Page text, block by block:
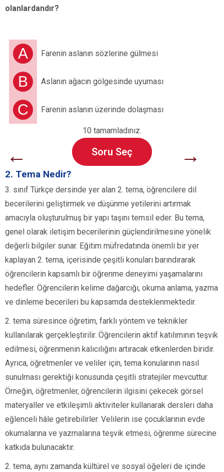
olanlardandır?
A Farenin aslanın sözlerine gülmesi
B Aslanın ağacın gölgesinde uyuması
C Farenin aslanın üzerinde dolaşması
10 tamamladınız.
← Soru Seç →
2. Tema Nedir?
3. sınıf Türkçe dersinde yer alan 2. tema, öğrencilere dil
becerilerini geliştirmek ve düşünme yetilerini artırmak
amacıyla oluşturulmuş bir yapı taşını temsil eder. Bu tema,
genel olarak iletişim becerilerinin güçlendirilmesine yönelik
değerli bilgiler sunar. Eğitim müfredatında önemli bir yer
kaplayan 2. tema, içerisinde çeşitli konuları barındırarak
öğrencilerin kapsamlı bir öğrenme deneyimi yaşamalarını
hedefler. Öğrencilerin kelime dağarcığı, okuma anlama, yazma
ve dinleme becerileri bu kapsamda desteklenmektedir.
2. tema süresince öğretim, farklı yöntem ve teknikler
kullanılarak gerçekleştirilir. Öğrencilerin aktif katılımının teşvik
edilmesi, öğrenmenin kalıcılığını artıracak etkenlerden biridir.
Ayrıca, öğretmenler ve veliler için, tema konularının nasıl
sunulması gerektiği konusunda çeşitli stratejiler mevcuttur.
Örneğin, öğretmenler, öğrencilerin ilgisini çekecek görsel
materyaller ve etkileşimli aktiviteler kullanarak dersleri daha
eğlenceli hâle getirebilirler. Velilerin ise çocuklarının evde
okumalarına ve yazmalarına teşvik etmesi, öğrenme sürecine
katkıda bulunacaktır.
2. tema, aynı zamanda kültürel ve sosyal öğeleri de içinde